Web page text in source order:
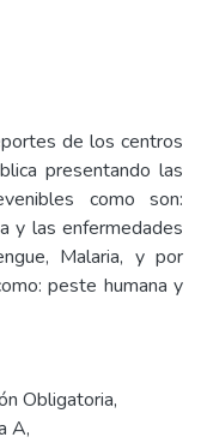
de los centros
presentando las
como son:
y las enfermedades
Malaria, y por
peste humana y
Obligatoria,
A,